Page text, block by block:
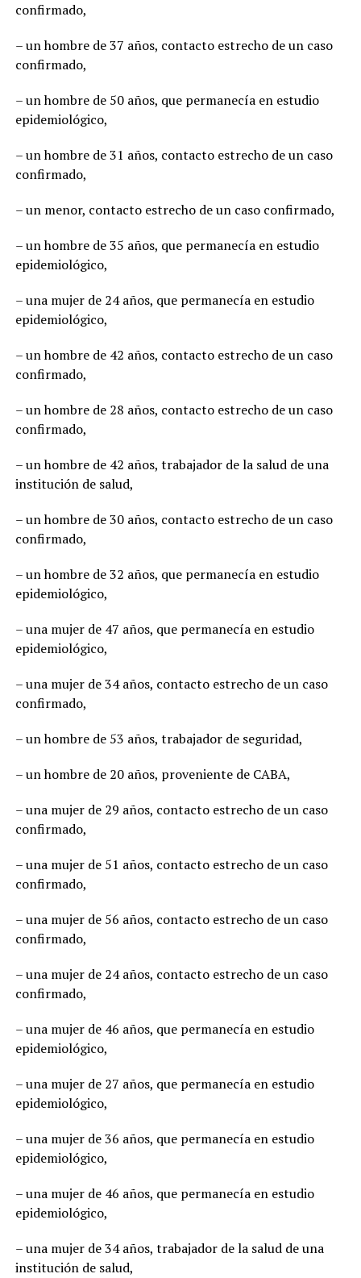
confirmado,
– un hombre de 37 años, contacto estrecho de un caso
confirmado,
– un hombre de 50 años, que permanecía en estudio
epidemiológico,
– un hombre de 31 años, contacto estrecho de un caso
confirmado,
– un menor, contacto estrecho de un caso confirmado,
– un hombre de 35 años, que permanecía en estudio
epidemiológico,
– una mujer de 24 años, que permanecía en estudio
epidemiológico,
– un hombre de 42 años, contacto estrecho de un caso
confirmado,
– un hombre de 28 años, contacto estrecho de un caso
confirmado,
– un hombre de 42 años, trabajador de la salud de una
institución de salud,
– un hombre de 30 años, contacto estrecho de un caso
confirmado,
– un hombre de 32 años, que permanecía en estudio
epidemiológico,
– una mujer de 47 años, que permanecía en estudio
epidemiológico,
– una mujer de 34 años, contacto estrecho de un caso
confirmado,
– un hombre de 53 años, trabajador de seguridad,
– un hombre de 20 años, proveniente de CABA,
– una mujer de 29 años, contacto estrecho de un caso
confirmado,
– una mujer de 51 años, contacto estrecho de un caso
confirmado,
– una mujer de 56 años, contacto estrecho de un caso
confirmado,
– una mujer de 24 años, contacto estrecho de un caso
confirmado,
– una mujer de 46 años, que permanecía en estudio
epidemiológico,
– una mujer de 27 años, que permanecía en estudio
epidemiológico,
– una mujer de 36 años, que permanecía en estudio
epidemiológico,
– una mujer de 46 años, que permanecía en estudio
epidemiológico,
– una mujer de 34 años, trabajador de la salud de una
institución de salud,